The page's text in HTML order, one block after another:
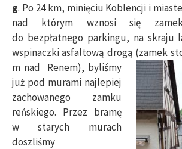
g. Po 24 km, minięciu Koblencji i
nad którym wznosi się
do bezpłatnego parkingu, na skraju
wspinaczki asfaltową drogą (zamek
m nad Renem), byliśmy
już pod murami najlepiej
zachowanego zamku
reńskiego. Przez bramę
w starych murach
doszliśmy